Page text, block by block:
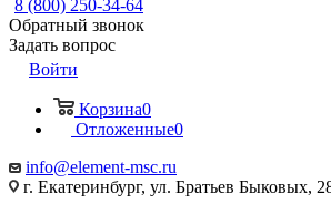
8 (800) 250-34-64
Обратный звонок
Задать вопрос
Войти
Корзина0
Отложенные0
info@element-msc.ru
г. Екатеринбург, ул. Братьев Быковых,